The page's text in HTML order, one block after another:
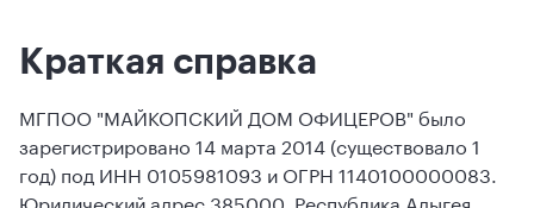
Краткая справка
МГПОО "МАЙКОПСКИЙ ДОМ ОФИЦЕРОВ" было
зарегистрировано 14 марта 2014 (существовало 1
год) под ИНН 0105981093 и ОГРН 1140100000083.
Юридический адрес 385000, Республика Адыгея,